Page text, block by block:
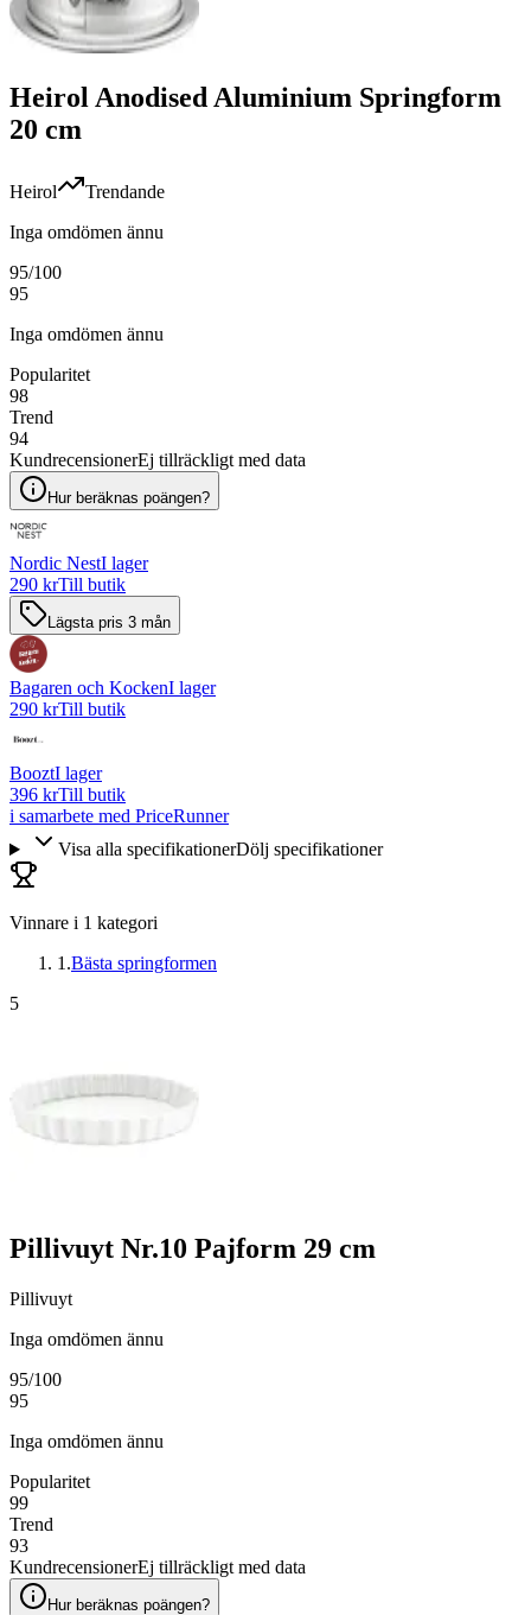
Heirol Anodised Aluminium Springform
20 cm
Heirol
Trendande
Inga omdömen ännu
95/100
95
Inga omdömen ännu
Popularitet
98
Trend
94
KundrecensionerEj tillräckligt med data
Hur beräknas poängen?
Nordic NestI lager
290 krTill butik
Lägsta pris 3 mån
Bagaren och KockenI lager
290 krTill butik
BooztI lager
396 krTill butik
i samarbete med PriceRunner
Visa alla specifikationerDölj specifikationer
Vinnare i 1 kategori
1 .Bästa springformen
5
Pillivuyt Nr.10 Pajform 29 cm
Pillivuyt
Inga omdömen ännu
95/100
95
Inga omdömen ännu
Popularitet
99
Trend
93
KundrecensionerEj tillräckligt med data
Hur beräknas poängen?